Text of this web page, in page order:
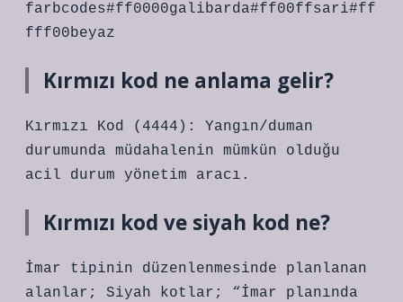
farbcodes#ff0000galibarda#ff00ffsari#ff
fff00beyaz
Kırmızı kod ne anlama gelir?
Kırmızı Kod (4444): Yangın/duman
durumunda müdahalenin mümkün olduğu
acil durum yönetim aracı.
Kırmızı kod ve siyah kod ne?
İmar tipinin düzenlenmesinde planlanan
alanlar; Siyah kotlar; “İmar planında